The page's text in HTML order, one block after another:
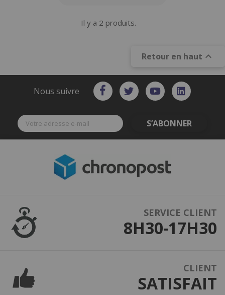
Il y a 2 produits.
Retour en haut 
Nous suivre
S’ABONNER
SERVICE CLIENT
8H30-17H30
CLIENT
SATISFAIT